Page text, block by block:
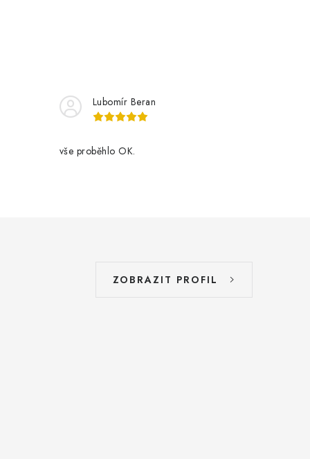
Lubomír Beran
vše proběhlo OK.
ZOBRAZIT PROFIL